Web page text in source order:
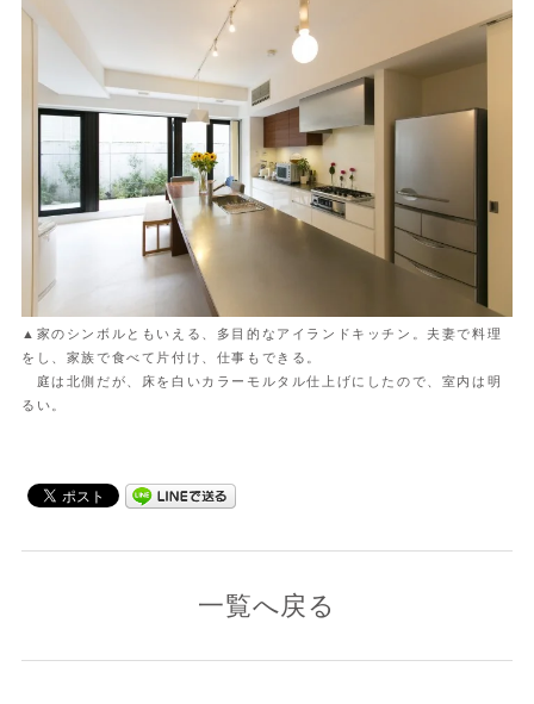
▲家のシンボルともいえる、多目的なアイランドキッチン。夫妻で料理
をし、家族で食べて片付け、仕事もできる。
庭は北側だが、床を白いカラーモルタル仕上げにしたので、室内は明
るい。
一覧へ戻る